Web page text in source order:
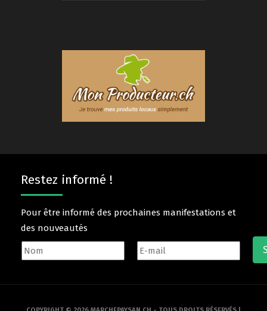
Restez informé !
Pour être informé des prochaines manifestations et
des nouveautés